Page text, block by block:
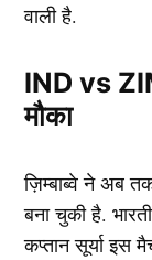
वाली है.
IND vs
मौका
ज़िम्बाब्वे ने अब
बना चुकी है.
कप्तान सूर्या इस